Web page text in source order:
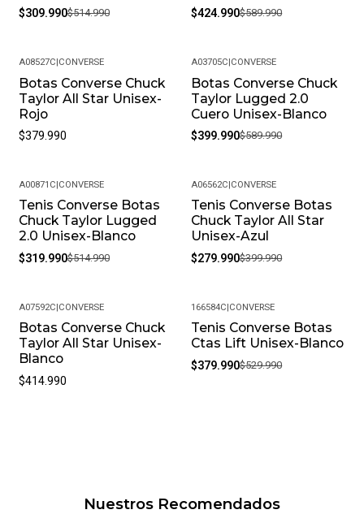
$309.990$514.990 $424.990$589.990
A08527C|CONVERSE
Botas Converse Chuck
Taylor All Star Unisex-
Rojo
$379.990
-32%
A03705C|CONVERSE
Botas Converse Chuck
Taylor Lugged 2.0
Cuero Unisex-Blanco
$399.990$589.990
-38%
A00871C|CONVERSE
Tenis Converse Botas
Chuck Taylor Lugged
2.0 Unisex-Blanco
$319.990$514.990
-30%
A06562C|CONVERSE
Tenis Converse Botas
Chuck Taylor All Star
Unisex-Azul
$279.990$399.990
A07592C|CONVERSE
Botas Converse Chuck
Taylor All Star Unisex-
Blanco
$414.990
-28%
166584C|CONVERSE
Tenis Converse Botas
Ctas Lift Unisex-Blanco
$379.990$529.990
Nuestros Recomendados